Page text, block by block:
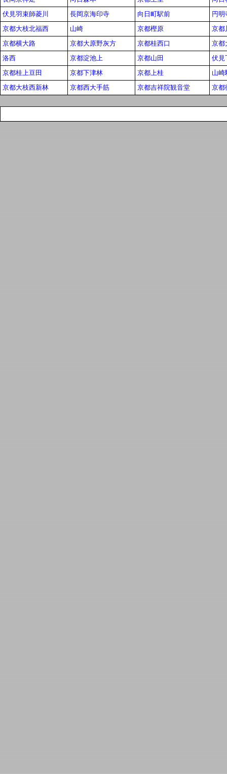
伏見羽束師菱川
長岡京海印寺 向日町駅前
円明
京都大枝北福西
山崎 京都樫原
京都
京都横大路
京都大原野灰方 京都桂西口
京都
洛西
京都淀池上 京都山田
伏見
京都桂上豆田
京都下津林 京都上桂
山崎
京都大枝西新林
京都西大手筋 京都吉祥院観音堂 京都